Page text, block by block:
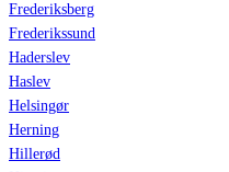
Frederiksberg
Frederikssund
Haderslev
Haslev
Helsingør
Herning
Hillerød